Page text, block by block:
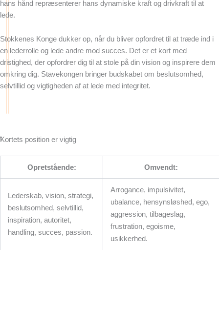
hans hånd repræsenterer hans dynamiske kraft og drivkraft til at
lede.
Stokkenes Konge dukker op, når du bliver opfordret til at træde ind i
en lederrolle og lede andre mod succes. Det er et kort med
dristighed, der opfordrer dig til at stole på din vision og inspirere dem
omkring dig. Stavekongen bringer budskabet om beslutsomhed,
selvtillid og vigtigheden af at lede med integritet.
tKortets position er vigtig
Opretstående: Omvendt:
Lederskab, vision, strategi,
beslutsomhed, selvtillid,
inspiration, autoritet,
handling, succes, passion.
Arrogance, impulsivitet,
ubalance, hensynsløshed, ego,
aggression, tilbageslag,
frustration, egoisme,
usikkerhed.